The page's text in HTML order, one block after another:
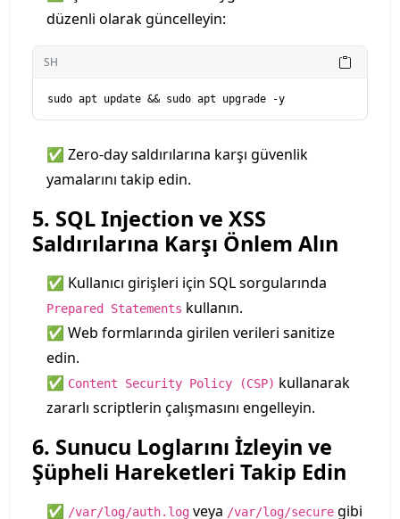
düzenli olarak güncelleyin:
SH
✅ Zero-day saldırılarına karşı güvenlik
yamalarını takip edin.
5. SQL Injection ve XSS
Saldırılarına Karşı Önlem Alın
✅ Kullanıcı girişleri için SQL sorgularında
Prepared Statements kullanın.
✅ Web formlarında girilen verileri sanitize
edin.
✅ Content Security Policy (CSP) kullanarak
zararlı scriptlerin çalışmasını engelleyin.
6. Sunucu Loglarını İzleyin ve
Şüpheli Hareketleri Takip Edin
✅ /var/log/auth.log veya /var/log/secure gibi